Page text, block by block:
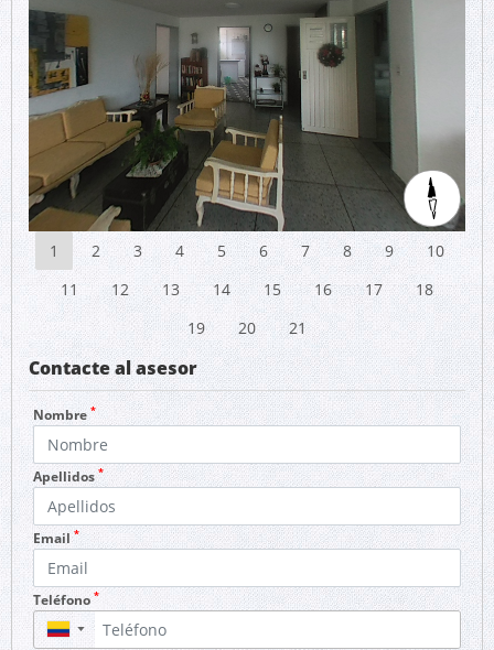
1 2 3 4 5 6 7 8 9
10
11
12 13 14 15 16 17
18
19
20 21
Contacte al asesor
Nombre *
Apellidos *
Email*
Teléfono *
▼